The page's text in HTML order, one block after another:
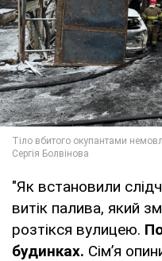
"Як встановили
витік палива, який
розтікся вулицею.
будинках. Сімʼя